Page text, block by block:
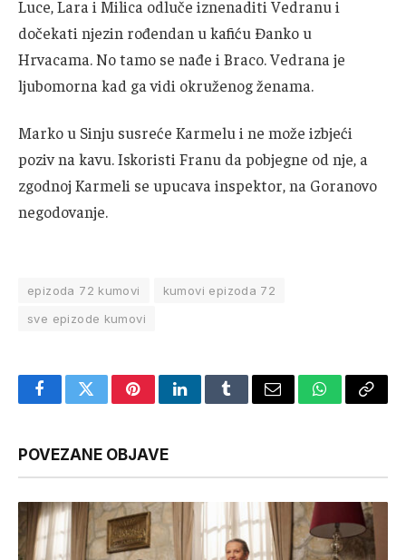
Luce, Lara i Milica odluče iznenaditi Vedranu i
dočekati njezin rođendan u kafiću Đanko u
Hrvacama. No tamo se nađe i Braco. Vedrana je
ljubomorna kad ga vidi okruženog ženama.
Marko u Sinju susreće Karmelu i ne može izbjeći
poziv na kavu. Iskoristi Franu da pobjegne od nje, a
zgodnoj Karmeli se upucava inspektor, na Goranovo
negodovanje.
epizoda 72 kumovi
kumovi epizoda 72
sve epizode kumovi
FacebookTwitterPinterestLinkedInTumblrEmail WhatsApp
Copy
POVEZANE OBJAVE